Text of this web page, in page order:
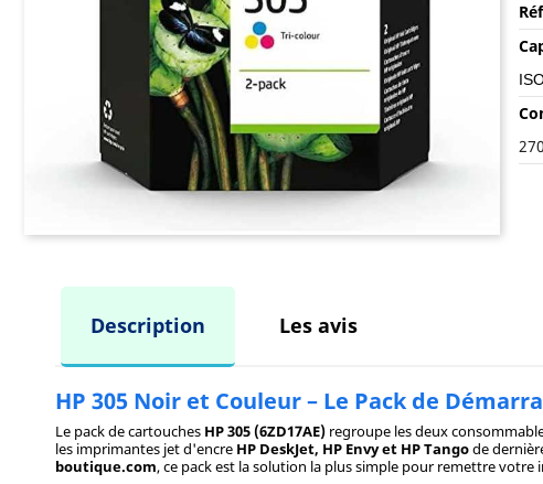
Description Les avis
HP 305 Noir et Couleur – Le Pack de
Le pack de cartouches HP 305 (6ZD17AE) regroupe les deux
les imprimantes jet d'encre HP DeskJet, HP Envy et HP Tangode
boutique.com, ce pack est la solution la plus simple pour remettre